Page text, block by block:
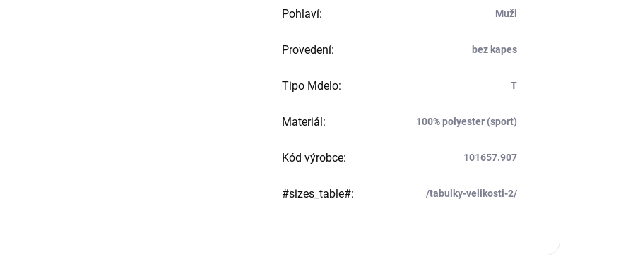
Pohlaví: Muži
Provedení: bez kapes
Tipo Mdelo: T
Materiál: 100% polyester (sport)
Kód výrobce: 101657.907
#sizes_table#: /tabulky-velikosti-2/